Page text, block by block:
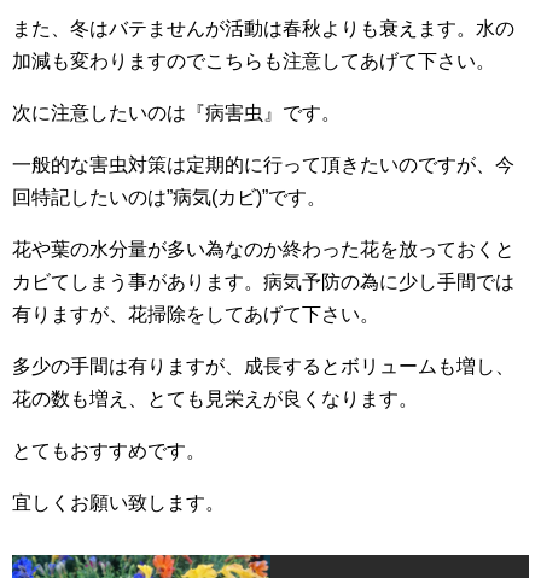
また、冬はバテませんが活動は春秋よりも衰えます。水の
加減も変わりますのでこちらも注意してあげて下さい。
次に注意したいのは『病害虫』です。
一般的な害虫対策は定期的に行って頂きたいのですが、今
回特記したいのは”病気(カビ)”です。
花や葉の水分量が多い為なのか終わった花を放っておくと
カビてしまう事があります。病気予防の為に少し手間では
有りますが、花掃除をしてあげて下さい。
多少の手間は有りますが、成長するとボリュームも増し、
花の数も増え、とても見栄えが良くなります。
とてもおすすめです。
宜しくお願い致します。